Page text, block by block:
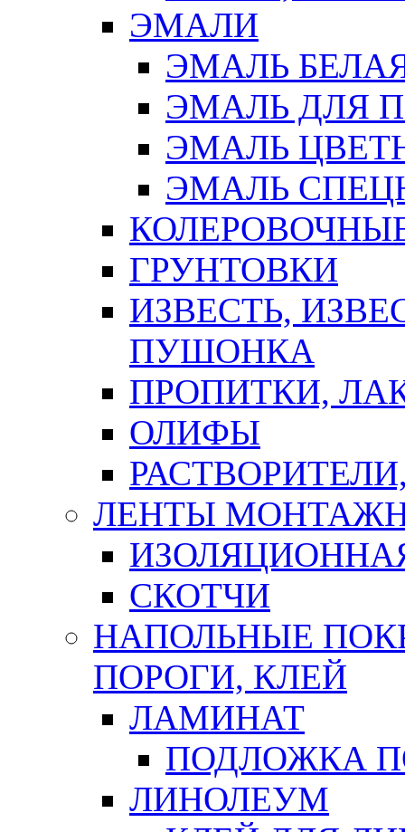
ЭМАЛИ
ЭМАЛЬ
ЭМАЛЬ ДЛЯ
ЭМАЛЬ
ЭМАЛЬ
ГРУНТОВКИ
ИЗВЕСТЬ,
ПУШОНКА
ПРОПИТКИ,
ОЛИФЫ
ЛЕНТЫ
СКОТЧИ
НАПОЛЬНЫЕ
ПОРОГИ, КЛЕЙ
ЛАМИНАТ
ПОДЛОЖКА
ЛИНОЛЕУМ